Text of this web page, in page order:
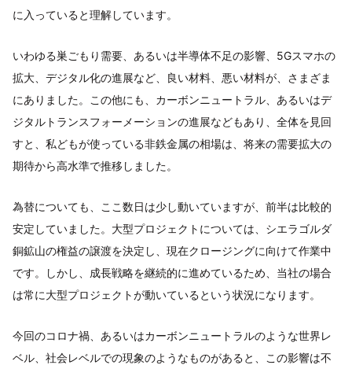
に入っていると理解しています。
いわゆる巣ごもり需要、あるいは半導体不足の影響、5Gスマホの
拡大、デジタル化の進展など、良い材料、悪い材料が、さまざま
にありました。この他にも、カーボンニュートラル、あるいはデ
ジタルトランスフォーメーションの進展などもあり、全体を見回
すと、私どもが使っている非鉄金属の相場は、将来の需要拡大の
期待から高水準で推移しました。
為替についても、ここ数日は少し動いていますが、前半は比較的
安定していました。大型プロジェクトについては、シエラゴルダ
銅鉱山の権益の譲渡を決定し、現在クロージングに向けて作業中
です。しかし、成長戦略を継続的に進めているため、当社の場合
は常に大型プロジェクトが動いているという状況になります。
今回のコロナ禍、あるいはカーボンニュートラルのような世界レ
ベル、社会レベルでの現象のようなものがあると、この影響は不